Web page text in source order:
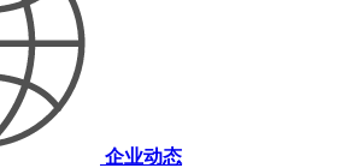
企业动态